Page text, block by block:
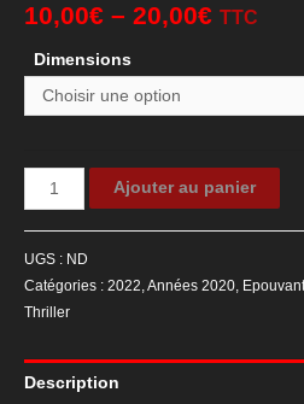
10,00€ – 20,00€ TTC
Dimensions
quantité
de
cinéma
film
"Black
Ajouter au panier
UGS : ND
Catégories : 2022,Années 2020,
Thriller
Description